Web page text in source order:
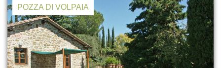
POZZA DI VOLPAIA